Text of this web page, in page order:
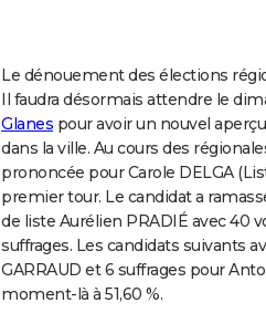
Le dénouement des élections
Il faudra désormais attendre le
Glanes pour avoir un nouvel
dans la ville. Au cours des
prononcée pour Carole DELGA
premier tour. Le candidat a
de liste Aurélien PRADIÉ avec 40
suffrages. Les candidats suivants
GARRAUD et 6 suffrages pour
moment-là à 51,60 %.